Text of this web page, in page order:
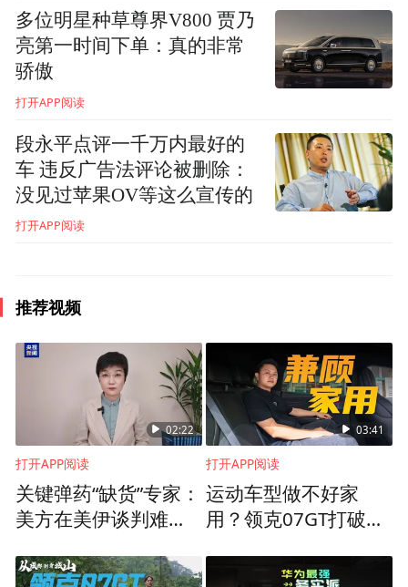
相比传统鼓式制动器，盘式制动器构造简
单，容易维修，散热快速，制动系统反应灵
高。早在上世纪90年代初，欧美国家已开始
将盘式制动器用于大型公交车。2000年，盘
式制动器（前后制动均为盘式）已成为欧美
器，因价格过高主要用于高端产品。面对这
足，导致这一先进成果迟迟难以推广。
多位明星种草尊界V800 贾乃
亮第一时间下单：真的非常
骄傲
打开APP阅读
段永平点评一千万内最好的
车 违反广告法评论被删除：
没见过苹果OV等这么宣传的
打开APP阅读
推荐视频
02:22
打开APP阅读
关键弹药“缺货”专家：
美方在美伊谈判难占
03:41
打开APP阅读
运动车型做不好家
用？领克07GT打破常